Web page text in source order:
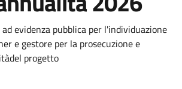
notizia
evidenza pubblica per l'individuazione
e gestore per la prosecuzione e
progetto